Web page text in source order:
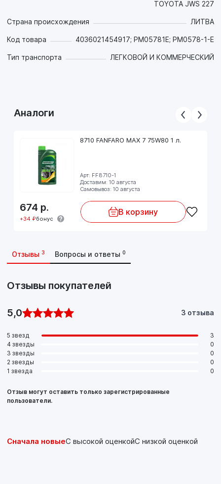
- Оно совместим с уплотнительными материалами,
предотвращает их набухание, затвердевание и усадку,
что позволяет снизить затраты на запасные части;
- Обладает пониженной скоростью пенообразования и
сохраняет однородность структуры на протяжении всего
уровень эксплуатационных свойств составляет GL-4 или
руководстве пользователя.
TOYOTA JWS 227
Страна происхождения ЛИТВА
Код товара 4036021454917; PM05781E; PM0578-1-E
Тип транспорта ЛЕГКОВОЙ И КОММЕРЧЕСКИЙ
Аналоги
8710 FANFARO MAX 7 75W80 1 л.
Арт: FF8710-1
Доставим: 10 августа
Самовывоз: 10 августа
674 р.
+34 ₽бонус
В корзину
Отзывы 3 Вопросы и ответы 0
Отзывы покупателей
5,0 3 отзыва
5 звезд
3
4 звезды
0
3 звезды
0
2 звезды
0
1 звезда
0
Отзыв могут оставить только зарегистрированные
пользователи.
Сначала новыеС высокой оценкойС низкой оценкой